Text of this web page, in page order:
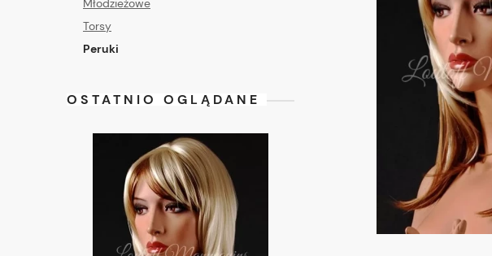
Młodzieżowe
Torsy
Peruki
OSTATNIO OGLĄDANE